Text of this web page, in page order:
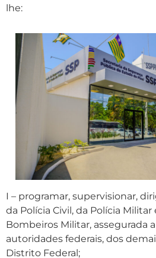
lhe:
I – programar, supervisionar,
da Polícia Civil, da Polícia Militar
Bombeiros Militar, assegurada
autoridades federais, dos
Distrito Federal;